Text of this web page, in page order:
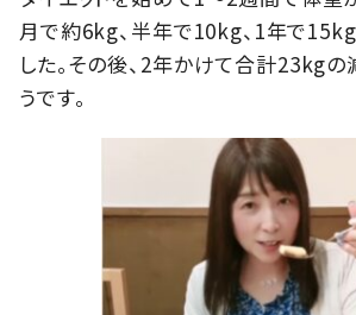
月で約6kg、半年で10kg、1年で
した。その後、2年かけて合計23kg
うです。